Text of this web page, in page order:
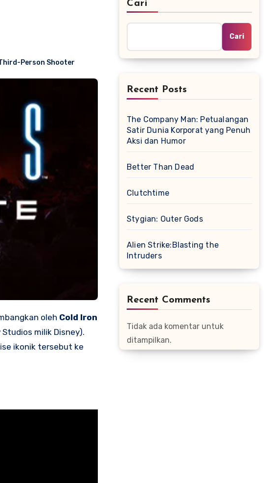
Person Shooter
oleh Cold Iron
milik Disney).
ikonik tersebut ke
Cari
Cari
Recent Posts
The Company Man: Petualangan
Satir Dunia Korporat yang Penuh
Aksi dan Humor
Better Than Dead
Clutchtime
Stygian: Outer Gods
Alien Strike:Blasting the
Intruders
Recent Comments
Tidak ada komentar untuk
ditampilkan.